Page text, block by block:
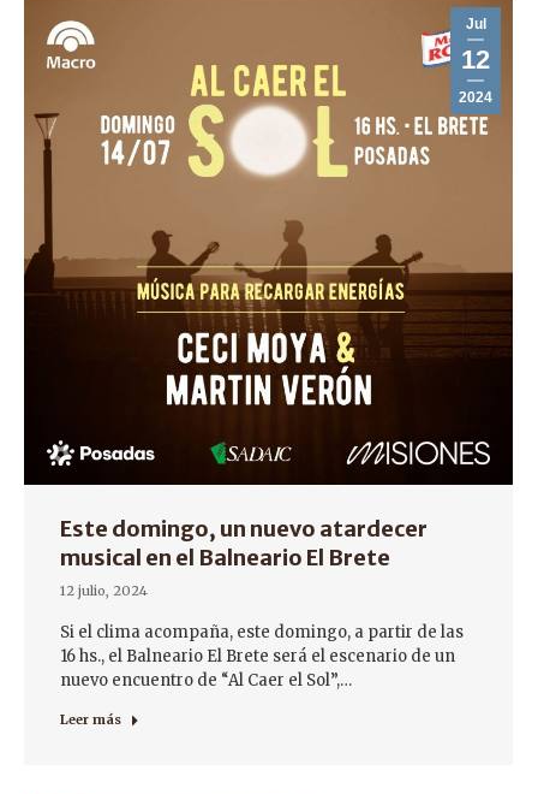
Jul
12
2024
Este domingo, un nuevo atardecer
musical en el Balneario El Brete
12 julio, 2024
Si el clima acompaña, este domingo, a partir de las
16 hs., el Balneario El Brete será el escenario de un
nuevo encuentro de “Al Caer el Sol”,…
Leer más